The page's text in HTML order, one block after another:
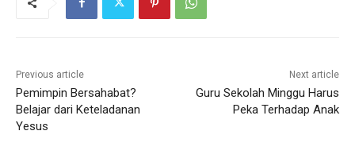
Previous article
Pemimpin Bersahabat?
Belajar dari Keteladanan
Yesus
Next article
Guru Sekolah Minggu Harus
Peka Terhadap Anak